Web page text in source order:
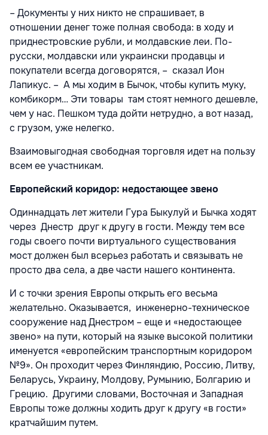
– Документы у них никто не спрашивает, в
отношении денег тоже полная свобода: в ходу и
приднестровские рубли, и молдавские леи. По-
русски, молдавски или украински продавцы и
покупатели всегда договорятся, – сказал Ион
Лапикус. – А мы ходим в Бычок, чтобы купить муку,
комбикорм… Эти товары там стоят немного дешевле,
чем у нас. Пешком туда дойти нетрудно, а вот назад,
с грузом, уже нелегко.
Взаимовыгодная свободная торговля идет на пользу
всем ее участникам.
Европейский коридор: недостающее звено
Одиннадцать лет жители Гура Быкулуй и Бычка ходят
через Днестр друг к другу в гости. Между тем все
годы своего почти виртуального существования
мост должен был всерьез работать и связывать не
просто два села, а две части нашего континента.
И с точки зрения Европы открыть его весьма
желательно. Оказывается, инженерно-техническое
сооружение над Днестром – еще и «недостающее
звено» на пути, который на языке высокой политики
именуется «европейским транспортным коридором
№9». Он проходит через Финляндию, Россию, Литву,
Беларусь, Украину, Молдову, Румынию, Болгарию и
Грецию. Другими словами, Восточная и Западная
Европы тоже должны ходить друг к другу «в гости»
кратчайшим путем.